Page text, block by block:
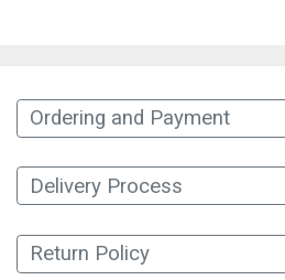
Ordering and Payment
Delivery Process
Return Policy